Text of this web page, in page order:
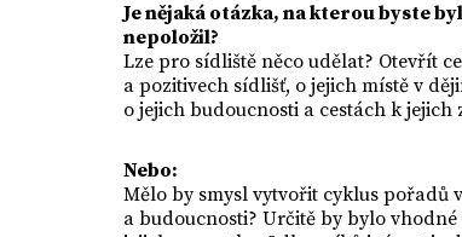
Je nějaká otázka, na kterou byste
nepoložil?
Lze pro sídliště něco udělat? Otevřít
a pozitivech sídlišť, o jejich místě v
o jejich budoucnosti a cestách k jejich
Nebo:
Mělo by smysl vytvořit cyklus pořadů
a budoucnosti? Určitě by bylo